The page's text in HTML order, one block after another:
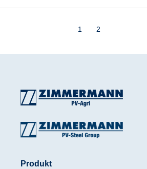
1 2
Produkt